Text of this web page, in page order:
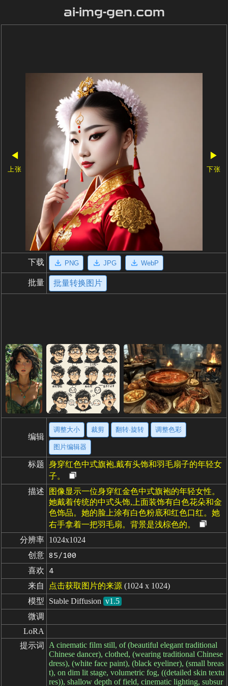
ai-img-gen.com
◀
上张
▶
下张
下载 PNG JPG WebP
批量 批量转换图片
编辑
调整大小 裁剪 翻转·旋转 调整色彩
图片编辑器
标题 身穿红色中式旗袍,戴有头饰和羽毛扇子的年轻女
子。
描述
图像显示一位身穿红金色中式旗袍的年轻女性。
她戴着传统的中式头饰,上面装饰有白色花朵和金
色饰品。她的脸上涂有白色粉底和红色口红。她
右手拿着一把羽毛扇。背景是浅棕色的。
分辨率 1024x1024
创意 85/100
喜欢 4
来自 点击获取图片的来源 (1024 x 1024)
模型
Stable Diffusion v1.5
微调
LoRA
提示词
A cinematic film still, of (beautiful elegant traditional
Chinese dancer), clothed, (wearing traditional Chinese
dress), (white face paint), (black eyeliner), (small breas
t), on dim lit stage, volumetric fog, ((detailed skin textu
res)), shallow depth of field, cinematic lighting, subsur